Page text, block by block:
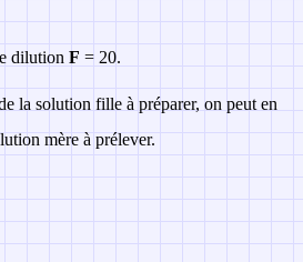
dilution F = 20.
la solution fille à préparer, on peut en
mère à prélever.